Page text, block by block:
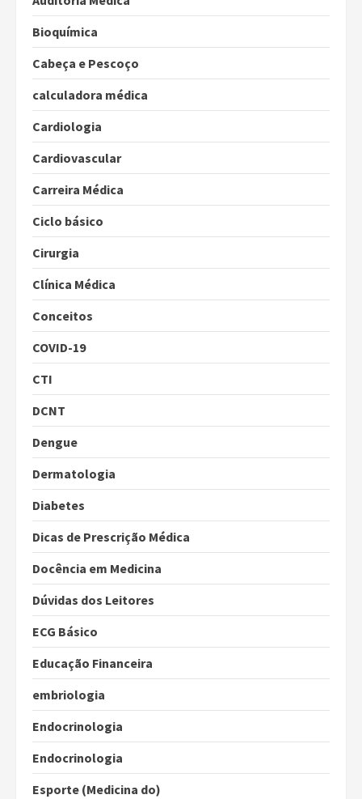
Bioquímica
Cabeça e Pescoço
calculadora médica
Cardiologia
Cardiovascular
Carreira Médica
Ciclo básico
Cirurgia
Clínica Médica
Conceitos
COVID-19
CTI
DCNT
Dengue
Dermatologia
Diabetes
Dicas de Prescrição Médica
Docência em Medicina
Dúvidas dos Leitores
ECG Básico
Educação Financeira
embriologia
Endocrinologia
Endocrinologia
Esporte (Medicina do)